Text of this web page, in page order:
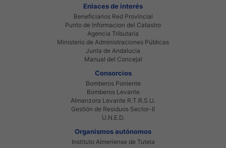
Enlaces de interés
Beneficiarios Red Provincial
Punto de Informacion del Catastro
Agencia Tributaria
Ministerio de Administraciones Públicas
Junta de Andalucia
Manual del Concejal
Consorcios
Bomberos Poniente
Bomberos Levante
Almanzora Levante R.T.R.S.U.
Gestión de Residuos Sector-II
U.N.E.D.
Organismos autónomos
Instituto Almeriense de Tutela